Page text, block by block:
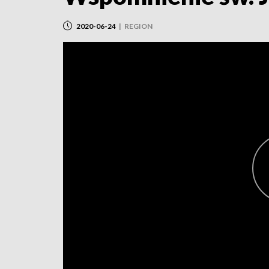
2020-06-24 | REGION